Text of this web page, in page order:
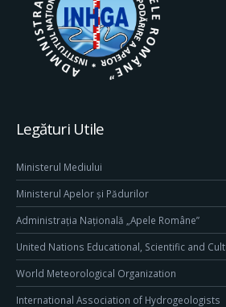
Legături Utile
Ministerul Mediului
Ministerul Apelor și Pădurilor
Administrația Națională „Apele Române”
United Nations Educational, Scientific and
World Meteorological Organization
International Association of Hydrogeologists